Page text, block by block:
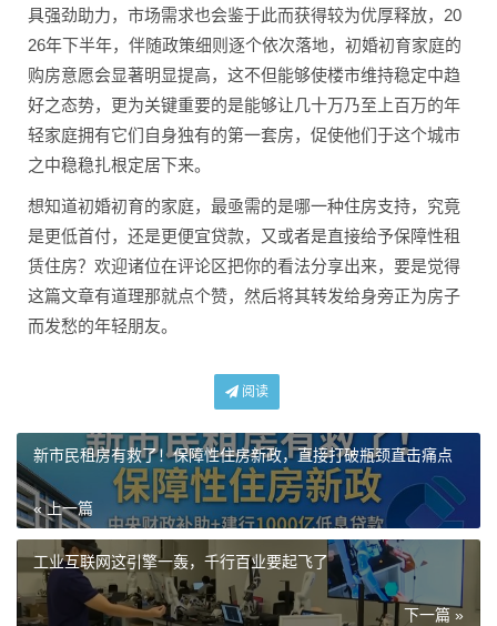
具强劲助力，市场需求也会鉴于此而获得较为优厚释放，20
26年下半年，伴随政策细则逐个依次落地，初婚初育家庭的
购房意愿会显著明显提高，这不但能够使楼市维持稳定中趋
好之态势，更为关键重要的是能够让几十万乃至上百万的年
轻家庭拥有它们自身独有的第一套房，促使他们于这个城市
之中稳稳扎根定居下来。
想知道初婚初育的家庭，最亟需的是哪一种住房支持，究竟
是更低首付，还是更便宜贷款，又或者是直接给予保障性租
赁住房？欢迎诸位在评论区把你的看法分享出来，要是觉得
这篇文章有道理那就点个赞，然后将其转发给身旁正为房子
而发愁的年轻朋友。
阅读
新市民租房有救了！保障性住房新政，直接打破瓶颈直击痛点
« 上一篇
工业互联网这引擎一轰，千行百业要起飞了
下一篇 »